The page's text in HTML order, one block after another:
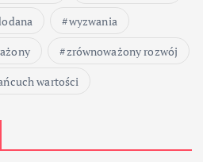
wyzwania
zrównoważony rozwój
wartości